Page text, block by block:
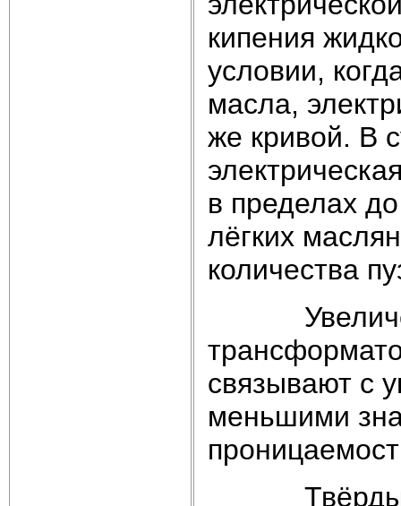
кипения
условии,
масла,
же кривой. В
в пределах
лёгких
количества
связывают с
меньшими
Твёрдые